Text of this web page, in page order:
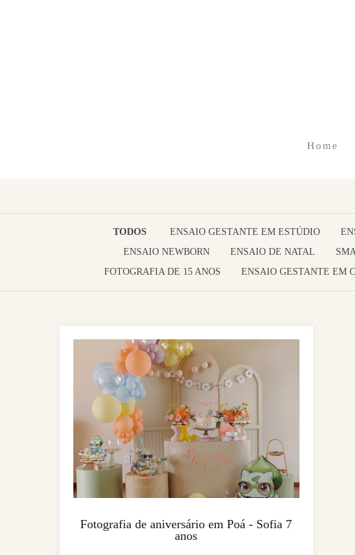
Home
TODOS ENSAIO GESTANTE EM ESTÚDIO
ENSAIO NEWBORN
ENSAIO DE NATAL
FOTOGRAFIA DE 15 ANOS
ENSAIO GESTANTE EM
Fotografia de aniversário em Poá - Sofia 7
anos